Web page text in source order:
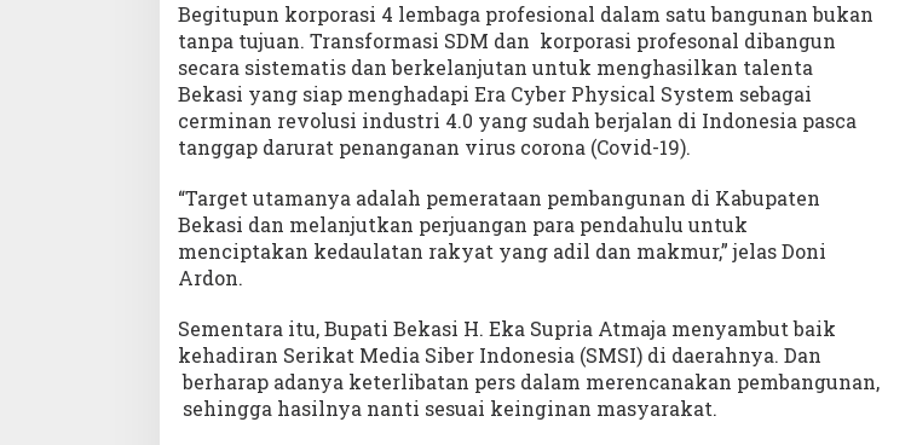
Begitupun korporasi 4 lembaga profesional dalam satu bangunan bukan
tanpa tujuan. Transformasi SDM dan korporasi profesonal dibangun
secara sistematis dan berkelanjutan untuk menghasilkan talenta
Bekasi yang siap menghadapi Era Cyber Physical System sebagai
cerminan revolusi industri 4.0 yang sudah berjalan di Indonesia pasca
tanggap darurat penanganan virus corona (Covid-19).
“Target utamanya adalah pemerataan pembangunan di Kabupaten
Bekasi dan melanjutkan perjuangan para pendahulu untuk
menciptakan kedaulatan rakyat yang adil dan makmur,” jelas Doni
Ardon.
Sementara itu, Bupati Bekasi H. Eka Supria Atmaja menyambut baik
kehadiran Serikat Media Siber Indonesia (SMSI) di daerahnya. Dan
berharap adanya keterlibatan pers dalam merencanakan pembangunan,
sehingga hasilnya nanti sesuai keinginan masyarakat.